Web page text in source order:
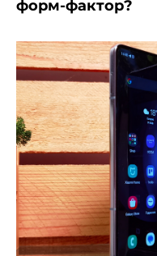
форм-фактор?